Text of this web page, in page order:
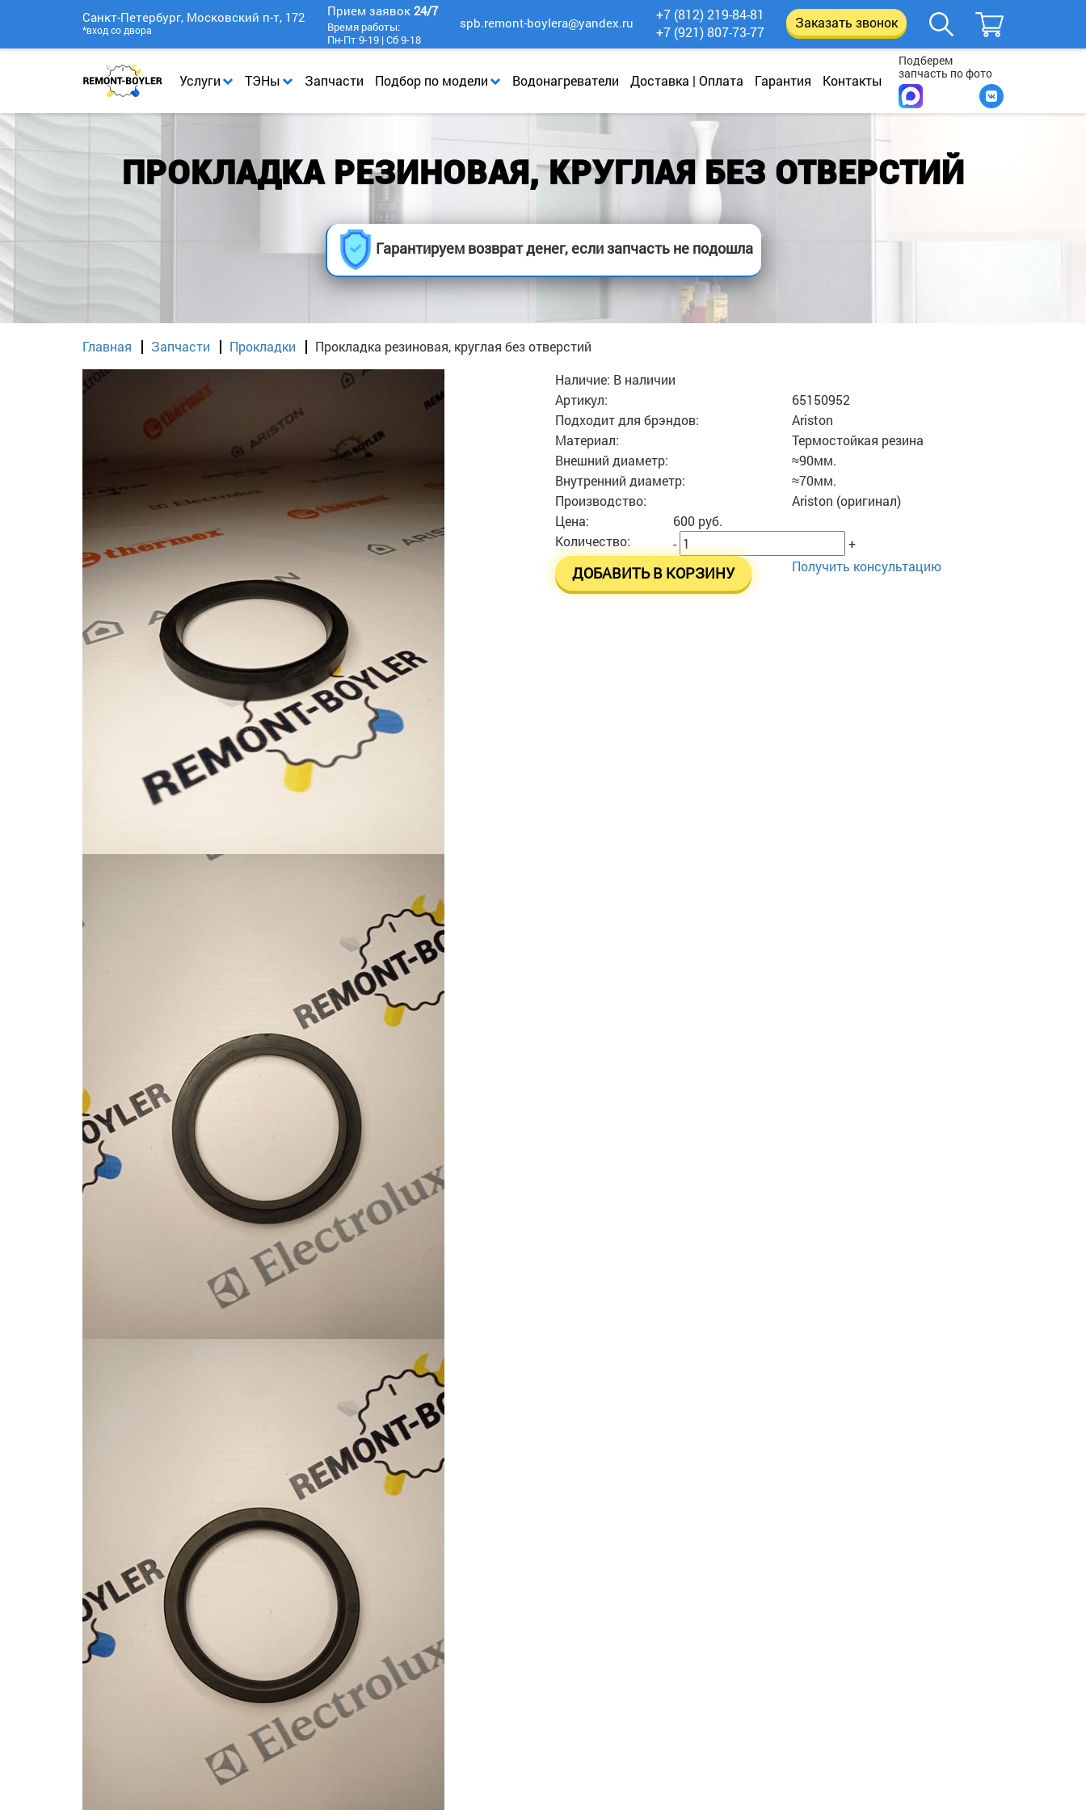
Услуги ТЭНы Запчасти Подбор по модели Водонагреватели Доставка | Оплата Гарантия Контакты
Подберем
запчасть по фото
Санкт-Петербург, Московский п-т, 172
*вход со двора
Прием заявок 24/7
Время работы:
Пн-Пт 9-19 | Сб 9-18
spb.remont-boylera@yandex.ru
+7 (812) 219-84-81
+7 (921) 807-73-77
Заказать звонок
ПРОКЛАДКА РЕЗИНОВАЯ, КРУГЛАЯ БЕЗ ОТВЕРСТИЙ
Гарантируем возврат денег, если запчасть не подошла
Главная Запчасти Прокладки
Прокладка резиновая, круглая без отверстий
Наличие: В наличии
Артикул:
65150952
Подходит для брэндов:
Ariston
Материал:
Термостойкая резина
Внешний диаметр:
≈90мм.
Внутренний диаметр:
≈70мм.
Производство:
Ariston (оригинал)
Цена:
600 руб.
Количество:
- +
ДОБАВИТЬ В КОРЗИНУ Получить консультацию